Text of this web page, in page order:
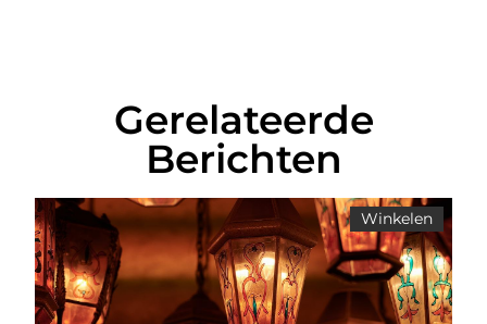
Gerelateerde
Berichten
Winkelen